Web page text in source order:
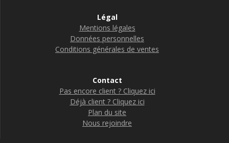
Légal
Mentions légales
Données personnelles
Conditions générales de ventes
Contact
Pas encore client ? Cliquez ici
Déjà client ? Cliquez ici
Plan du site
Nous rejoindre